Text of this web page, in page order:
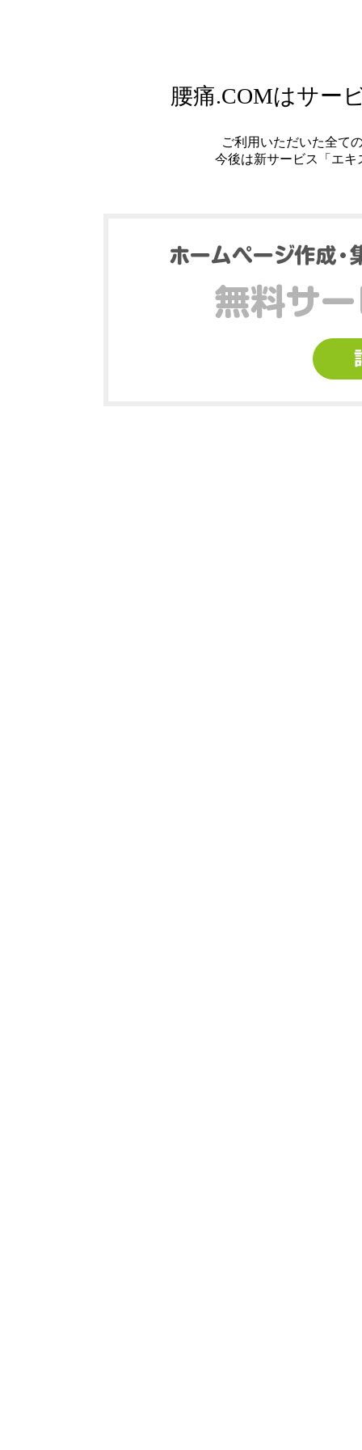
腰痛.COMはサー
ご利用いただいた全て
今後は新サービス「エ